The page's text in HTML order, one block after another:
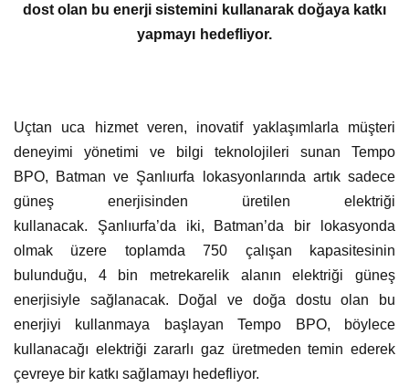
dost olan bu enerji sistemini kullanarak doğaya katkı
yapmayı hedefliyor.
Uçtan uca hizmet veren, inovatif yaklaşımlarla müşteri
deneyimi yönetimi ve bilgi teknolojileri sunan Tempo
BPO, Batman ve Şanlıurfa lokasyonlarında artık sadece
güneş enerjisinden üretilen elektriği
kullanacak. Şanlıurfa’da iki, Batman’da bir lokasyonda
olmak üzere toplamda 750 çalışan kapasitesinin
bulunduğu, 4 bin metrekarelik alanın elektriği güneş
enerjisiyle sağlanacak. Doğal ve doğa dostu olan bu
enerjiyi kullanmaya başlayan Tempo BPO, böylece
kullanacağı elektriği zararlı gaz üretmeden temin ederek
çevreye bir katkı sağlamayı hedefliyor.